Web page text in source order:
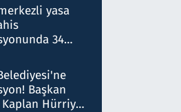
gözaltı kararı
yasa
34
para
edildi
Başkan
Kaplan Hürriyet